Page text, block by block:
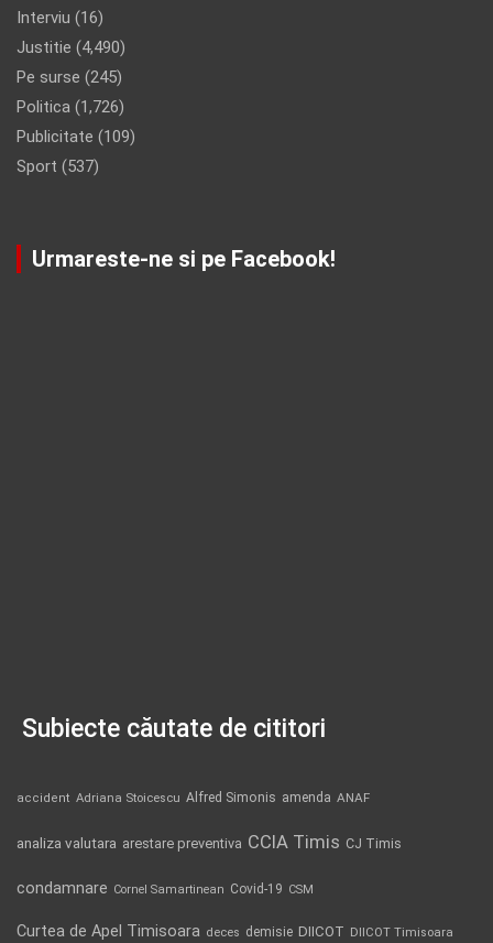
Interviu (16)
Justitie (4,490)
Pe surse (245)
Politica (1,726)
Publicitate (109)
Sport (537)
Urmareste-ne si pe Facebook!
Subiecte căutate de cititori
accident Adriana Stoicescu Alfred Simonis amenda ANAF
analiza valutara arestare preventiva CCIA Timis CJ Timis
condamnare Cornel Samartinean Covid-19 CSM
Curtea de Apel Timisoara deces demisie DIICOT DIICOT Timisoara